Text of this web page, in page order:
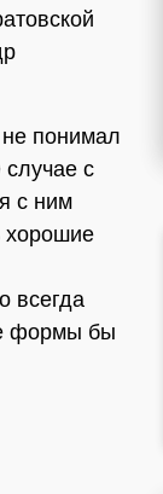
понимал
с
с ним
хорошие
всегда
формы бы